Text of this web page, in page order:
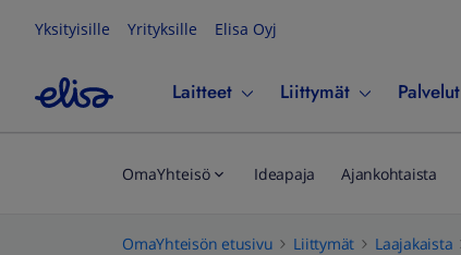
Yksityisille Yrityksille Elisa Oyj
Laitteet Liittymät Palvelut
OmaYhteisö Ideapaja Ajankohtaista
OmaYhteisön etusivu Liittymät Laajakaista